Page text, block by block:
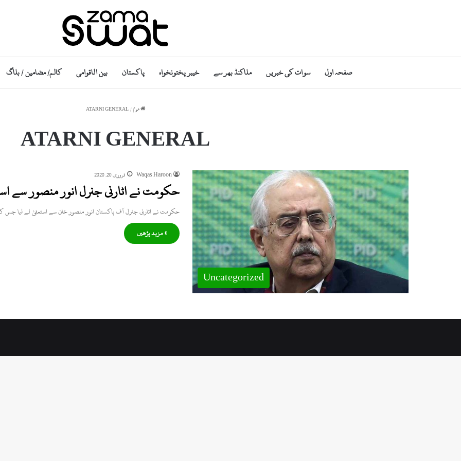
صفحہ اول سوات کی خبریں ملاکنڈ بھر سے خیبر پختونخواہ پاکستان بین الاقوامی کالم/ مضامین / بلاگ
ھوم /
ATARNI GENERAL
ATARNI GENERAL
Uncategorized
Waqas Haroon فروری 20, 2020
حکومت نے اٹارنی جنرل انور منصور سے
حکومت نے اٹارنی جنرل آف پاکستان انور منصور خان سے استعفیٰ لے لیا
» مزید پڑھیں